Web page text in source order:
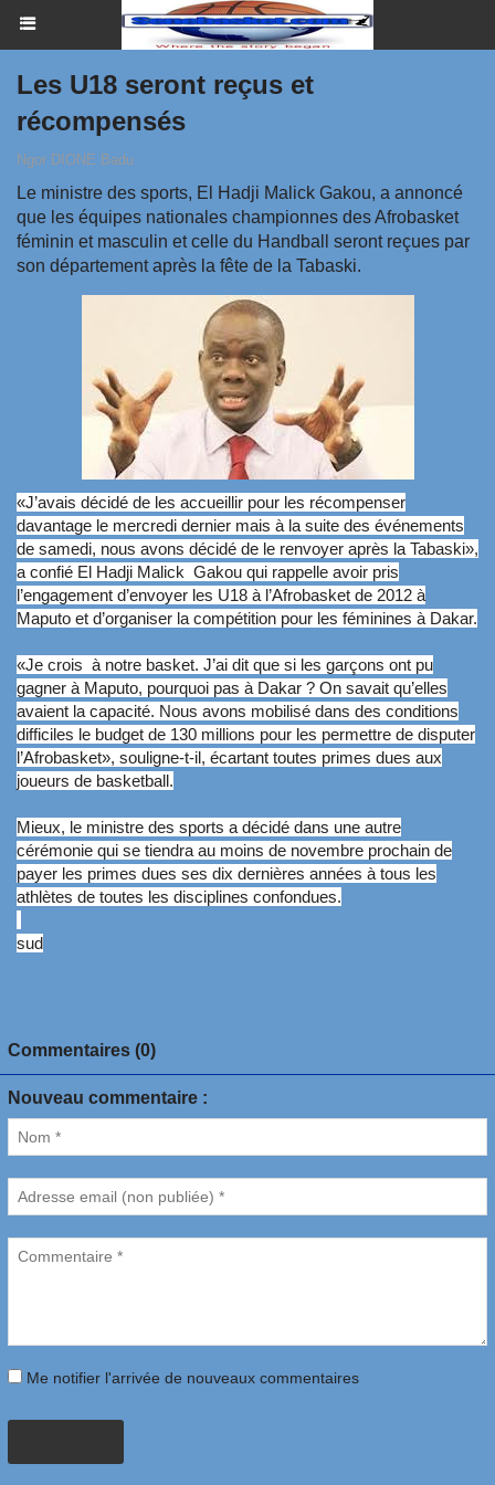
Les U18 seront reçus et
récompensés
Ngor DIONE Badu
Le ministre des sports, El Hadji Malick Gakou, a annoncé
que les équipes nationales championnes des Afrobasket
féminin et masculin et celle du Handball seront reçues par
son département après la fête de la Tabaski.
«J’avais décidé de les accueillir pour les récompenser
davantage le mercredi dernier mais à la suite des événements
de samedi, nous avons décidé de le renvoyer après la Tabaski»,
a confié El Hadji Malick Gakou qui rappelle avoir pris
l’engagement d’envoyer les U18 à l’Afrobasket de 2012 à
Maputo et d’organiser la compétition pour les féminines à Dakar.
«Je crois à notre basket. J’ai dit que si les garçons ont pu
gagner à Maputo, pourquoi pas à Dakar ? On savait qu’elles
avaient la capacité. Nous avons mobilisé dans des conditions
difficiles le budget de 130 millions pour les permettre de disputer
l’Afrobasket», souligne-t-il, écartant toutes primes dues aux
joueurs de basketball.
Mieux, le ministre des sports a décidé dans une autre
cérémonie qui se tiendra au moins de novembre prochain de
payer les primes dues ses dix dernières années à tous les
athlètes de toutes les disciplines confondues.
sud
Commentaires (0)
Nouveau commentaire :
Me notifier l'arrivée de nouveaux commentaires